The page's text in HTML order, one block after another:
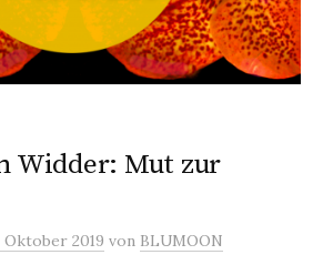
Widder: Mut zur
Oktober 2019 von BLUMOON